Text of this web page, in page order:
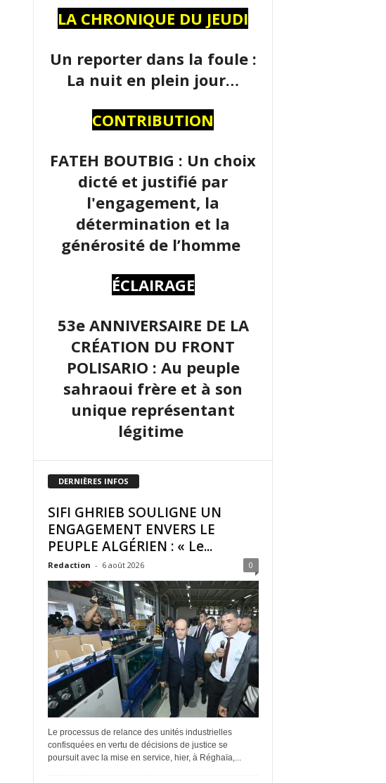
LA CHRONIQUE DU JEUDI
Un reporter dans la foule :
La nuit en plein jour…
CONTRIBUTION
FATEH BOUTBIG : Un choix
dicté et justifié par
l'engagement, la
détermination et la
générosité de l’homme
ÉCLAIRAGE
53e ANNIVERSAIRE DE LA
CRÉATION DU FRONT
POLISARIO : Au peuple
sahraoui frère et à son
unique représentant
légitime
DERNIÈRES INFOS
SIFI GHRIEB SOULIGNE UN
ENGAGEMENT ENVERS LE
PEUPLE ALGÉRIEN : « Le...
Redaction - 6 août 2026 0
Le processus de relance des unités industrielles
confisquées en vertu de décisions de justice se
poursuit avec la mise en service, hier, à Réghaïa,...